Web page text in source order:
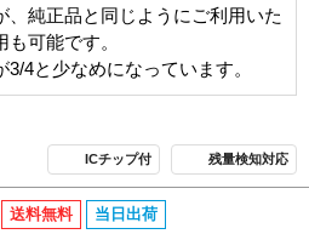
、純正品と同じようにご利用いた
可能です。
4と少なめになっています。
ICチップ付 残量検知対応
送料無料 当日出荷